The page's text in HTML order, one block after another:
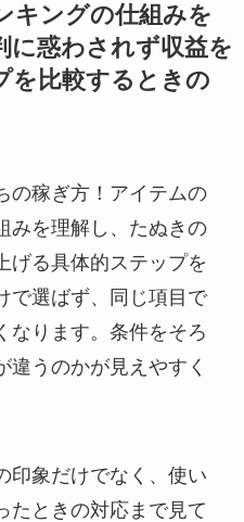
キングの仕組みを
に惑わされず収益を
を比較するときの
の稼ぎ方！アイテムの
みを理解し、たぬきの
げる具体的ステップを
で選ばず、同じ項目で
なります。条件をそろ
違うのかが見えやすく
印象だけでなく、使い
たときの対応まで見て